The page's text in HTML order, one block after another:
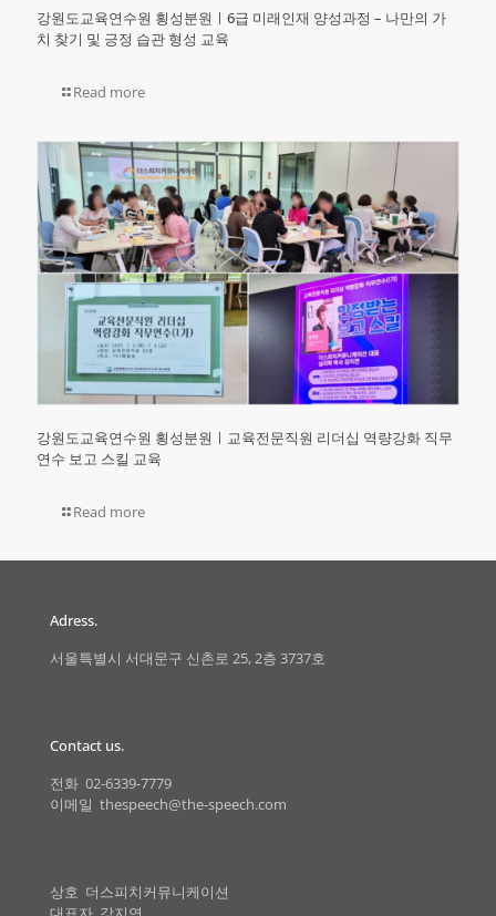
강원도교육연수원 횡성분원ㅣ6급 미래인재 양성과정 – 나만의 가
치 찾기 및 긍정 습관 형성 교육
Read more
강원도교육연수원 횡성분원ㅣ교육전문직원 리더십 역량강화 직무
연수 보고 스킬 교육
Read more
Adress.
서울특별시 서대문구 신촌로 25, 2층 3737호
Contact us.
전화 02-6339-7779
이메일 thespeech@the-speech.com
상호 더스피치커뮤니케이션